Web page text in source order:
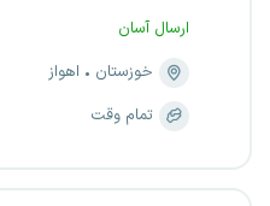
ارسال آسان
خوزستان
اهواز
تمام وقت